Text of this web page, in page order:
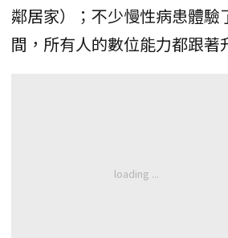
鄰居家）；不少慢性病患體驗
間，所有人的數位能力都跟著